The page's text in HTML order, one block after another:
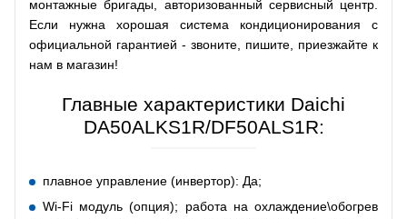
монтажные бригады, авторизованный сервисный центр.
Если нужна хорошая система кондиционирования с
официальной гарантией - звоните, пишите, приезжайте к
нам в магазин!
Главные характеристики Daichi
DA50ALKS1R/DF50ALS1R:
плавное управление (инвертор): Да;
Wi-Fi модуль (опция); работа на охлаждение\обогрев